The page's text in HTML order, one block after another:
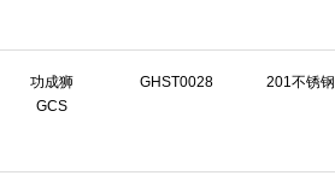
功成狮
GCS
GHST0028 201不锈钢